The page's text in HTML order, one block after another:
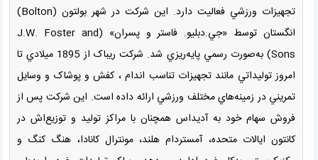
تجهيزات ورزشي فعاليت دارد. اين شرکت در شهر بولتون (Bolton)
انگستان توسط «جي.دبليو. فاستر و پسران» (J.W. Foster and
Sons) به‌صورت رسمي پايه‌ريزي شد. شرکت ريباک از 1895 ميلادي تا
امروز توليداتي مانند تجهيزات تناسب اندام ، کفش و پوشاک و وسايل
تمريني در زمينه‌هاي مختلف ورزشي ارائه داده است. اين شرکت پس از
فروش سهام خود به آديداس همچنان با مراکز توليد و توزيع‌اش در
کانتون ايالات متحده، آمستردام هلند، مونترال کانادا، هنگ کنگ و